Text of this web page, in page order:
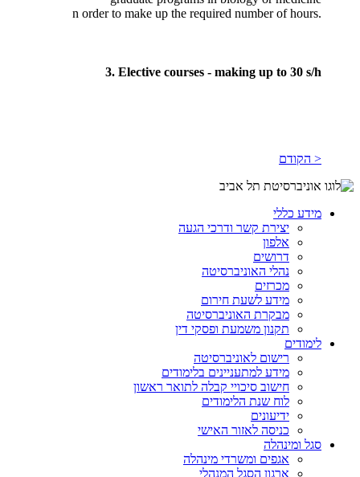
n order to make up the required number of hours.
3. Elective courses - making up to 30 s/h
< הקודם
מידע כללי
יצירת קשר ודרכי הגעה
אלפון
דרושים
נהלי האוניברסיטה
מכרזים
מידע לשעת חירום
מבקרת האוניברסיטה
תקנון משמעת ופסקי דין
לימודים
רישום לאוניברסיטה
מידע למתעניינים בלימודים
חישוב סיכויי קבלה לתואר ראשון
לוח שנת הלימודים
ידיעונים
כניסה לאזור האישי
סגל ומינהלה
אגפים ומשרדי מינהלה
ארגון הסגל המנהלי